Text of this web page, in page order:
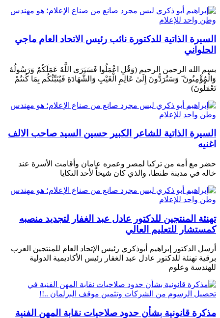
السيرة الذاتية للدكتورة نائب رئيس الاتحاد العام ماجي
الحلواني
بسم الله الرحمن الرحيم (وَقُلِ اعْمَلُوا فَسَيَرَى اللَّهُ عَمَلَكُمْ وَرَسُولُهُ
وَالْمُؤْمِنُونَ ۖ وَسَتُرَدُّونَ إِلَىٰ عَالِمِ الْغَيْبِ وَالشَّهَادَةِ فَيُنَبِّئُكُم بِمَا كُنتُمْ
تَعْمَلُونَ)
السيرة الذاتية للشاعر الكبير حسين السيد صاحب الالف
اغنيه
حضر مع أمه من تركيا لمصر وعمره عامان وأقامت الأسرة عند
خاله في مدينة طنطا، والذي كان شيخاً لأحد التكايا
تهنئة المنتجين للدكتور عادل عبد الغفار لتجديد منصبه
كمستشار للتعليم العالي
أرسل الدكتور إبراهيم أبوذكري رئيس الإتحاد العام للمنتجين العرب
برقية تهنئة للدكتور عادل عبد الغفار رئيس الأكاديمية الدولية
للهندسة وعلوم
مذكرة قانونية بشأن حدود صلاحيات نقابة المهن الفنية